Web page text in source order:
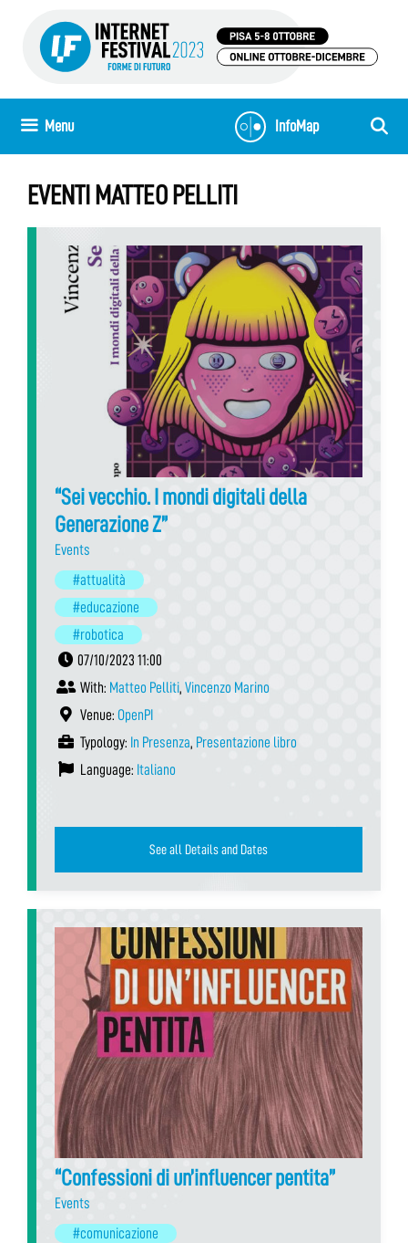
InfoMap
Menu
EVENTI MATTEO PELLITI
“Sei vecchio. I mondi digitali della
Generazione Z”
Events
#attualità
#educazione
#robotica
07/10/2023 11:00
With: Matteo Pelliti, Vincenzo Marino
Venue: OpenPI
Typology: In Presenza, Presentazione libro
Language: Italiano
See all Details and Dates
“Confessioni di un’influencer pentita”
Events
#comunicazione